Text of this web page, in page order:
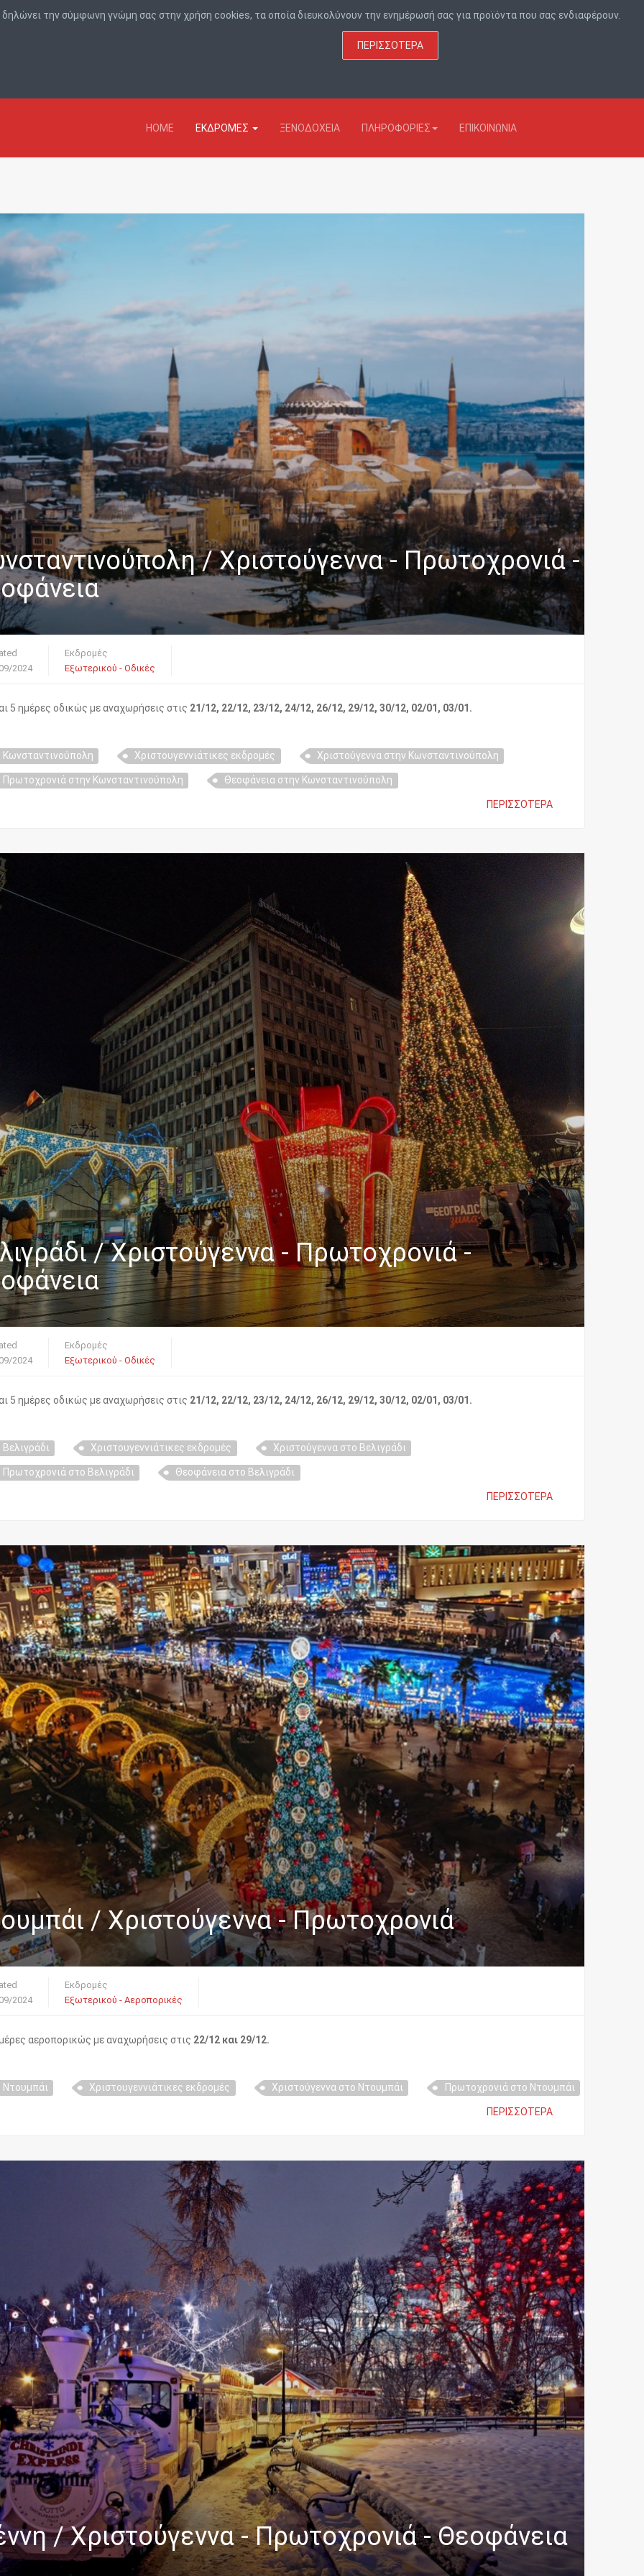
την σύμφωνη γνώμη σας στην χρήση cookies, τα οποία διευκολύνουν την ενημέρωσή σας για προϊόντα που σας ενδιαφέρουν.
ΠΕΡΙΣΣΌΤΕΡΑ
HOME ΕΚΔΡΟΜΕΣ ΞΕΝΟΔΟΧΕΊΑ ΠΛΗΡΟΦΟΡΙΕΣ ΕΠΙΚΟΙΝΩΝΙΑ
/ Χριστούγεννα - Πρωτοχρονιά -
2024
Εκδρομές
Εξωτερικού - Οδικές
5 ημέρες οδικώς με αναχωρήσεις στις 21/12, 22/12, 23/12, 24/12, 26/12, 29/12, 30/12, 02/01, 03/01.
Κωνσταντινούπολη Χριστουγεννιάτικες εκδρομές Χριστούγεννα στην Κωνσταντινούπολη
Πρωτοχρονιά στην Κωνσταντινούπολη Θεοφάνεια στην Κωνσταντινούπολη
ΠΕΡΙΣΣΌΤΕΡΑ
/ Χριστούγεννα - Πρωτοχρονιά -
2024
Εκδρομές
Εξωτερικού - Οδικές
5 ημέρες οδικώς με αναχωρήσεις στις 21/12, 22/12, 23/12, 24/12, 26/12, 29/12, 30/12, 02/01, 03/01.
Βελιγράδι Χριστουγεννιάτικες εκδρομές Χριστούγεννα στο Βελιγράδι
Πρωτοχρονιά στο Βελιγράδι Θεοφάνεια στο Βελιγράδι
ΠΕΡΙΣΣΌΤΕΡΑ
/ Χριστούγεννα - Πρωτοχρονιά
2024
Εκδρομές
Εξωτερικού - Αεροπορικές
αεροπορικώς με αναχωρήσεις στις 22/12 και 29/12.
Ντουμπάι Χριστουγεννιάτικες εκδρομές Χριστούγεννα στο Ντουμπάι Πρωτοχρονιά στο Ντουμπάι
ΠΕΡΙΣΣΌΤΕΡΑ
/ Χριστούγεννα - Πρωτοχρονιά - Θεοφάνεια